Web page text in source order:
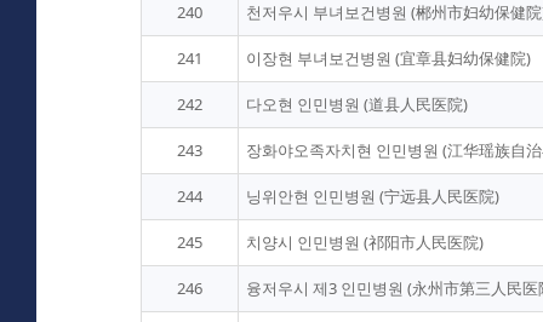
240 천저우시 부녀보건병원 (郴州市妇幼保健
241 이장현 부녀보건병원 (宜章县妇幼保健院)
242 다오현 인민병원 (道县人民医院)
243 장화야오족자치현 인민병원 (江华瑶族自
244 닝위안현 인민병원 (宁远县人民医院)
245 치양시 인민병원 (祁阳市人民医院)
246 융저우시 제3 인민병원 (永州市第三人民医